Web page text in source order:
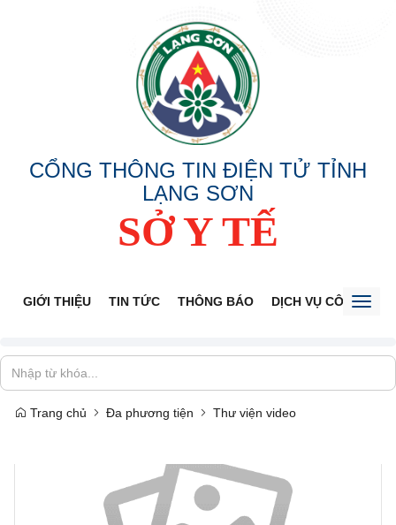
CỔNG THÔNG TIN ĐIỆN TỬ TỈNH
LẠNG SƠN
SỞ Y TẾ
GIỚI THIỆU TIN TỨC THÔNG BÁO DỊCH VỤ CÔNG
Trang chủ Đa phương tiện Thư viện video